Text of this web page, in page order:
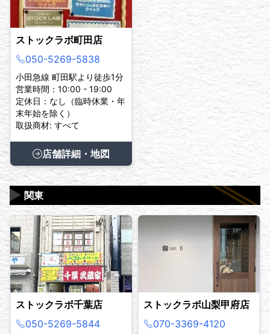
ストックラボ町田店
050-5269-5838
小田急線 町田駅より徒歩1分
営業時間：10:00 - 19:00
定休日：なし（臨時休業・年
末年始を除く）
取扱商材: すべて
店舗詳細・地図
関東
▶
ストックラボ千葉店
050-5269-5844
ストックラボ山梨甲府店
070-3369-4120